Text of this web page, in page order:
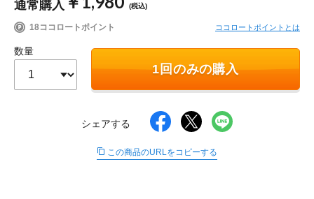
サプリメント・食品
∟ 美容サプリメント
お得にお買い物
おトクなロート定期便
読みもの
個人情報の取り扱い
通常購入 (税込)
18ココロートポイント ココロートポイントとは
数量
1回のみの購入
シェアする
この商品のURLをコピーする